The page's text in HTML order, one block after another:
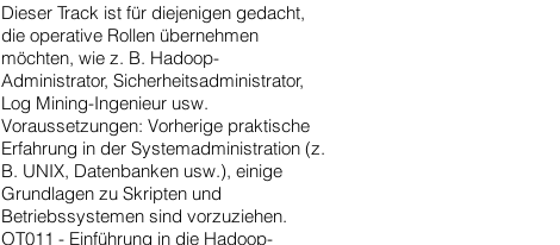
Dieser Track ist für diejenigen gedacht,
die operative Rollen übernehmen
möchten, wie z. B. Hadoop-
Administrator, Sicherheitsadministrator,
Log Mining-Ingenieur usw.
Voraussetzungen: Vorherige praktische
Erfahrung in der Systemadministration (z.
B. UNIX, Datenbanken usw.), einige
Grundlagen zu Skripten und
Betriebssystemen sind vorzuziehen.
OT011 - Einführung in die Hadoop-